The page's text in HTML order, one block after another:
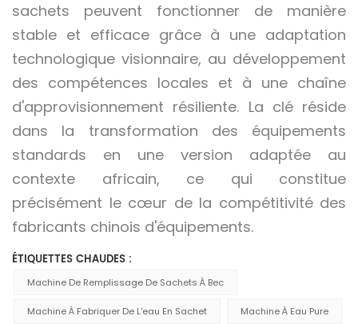
sachets peuvent fonctionner de manière
stable et efficace grâce à une adaptation
technologique visionnaire, au développement
des compétences locales et à une chaîne
d'approvisionnement résiliente. La clé réside
dans la transformation des équipements
standards en une version adaptée au
contexte africain, ce qui constitue
précisément le cœur de la compétitivité des
fabricants chinois d'équipements.
ÉTIQUETTES CHAUDES :
Machine De Remplissage De Sachets À Bec
Machine À Fabriquer De L'eau En Sachet Machine À Eau Pure